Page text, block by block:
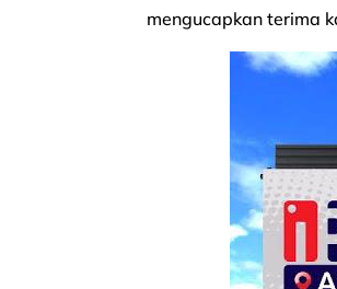
mengucapkan terima